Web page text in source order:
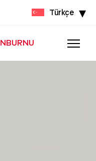
Türkçe